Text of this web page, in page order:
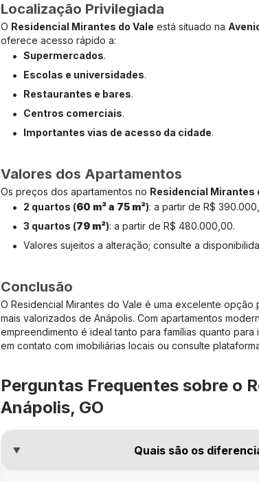
Localização Privilegiada
O Residencial Mirantes do Vale está situado na
oferece acesso rápido a:
• Supermercados.
• Escolas e universidades.
• Restaurantes e bares.
• Centros comerciais.
• Importantes vias de acesso da cidade.
Valores dos Apartamentos
Os preços dos apartamentos no Residencial Mirantes
• 2 quartos (60 m² a 75 m²): a partir de R$
• 3 quartos (79 m²): a partir de R$ 480.000,00.
• Valores sujeitos a alteração; consulte a
Conclusão
O Residencial Mirantes do Vale é uma excelente
mais valorizados de Anápolis. Com apartamentos
empreendimento é ideal tanto para famílias quanto
em contato com imobiliárias locais ou consulte
Perguntas Frequentes sobre o
Anápolis, GO
Quais são os